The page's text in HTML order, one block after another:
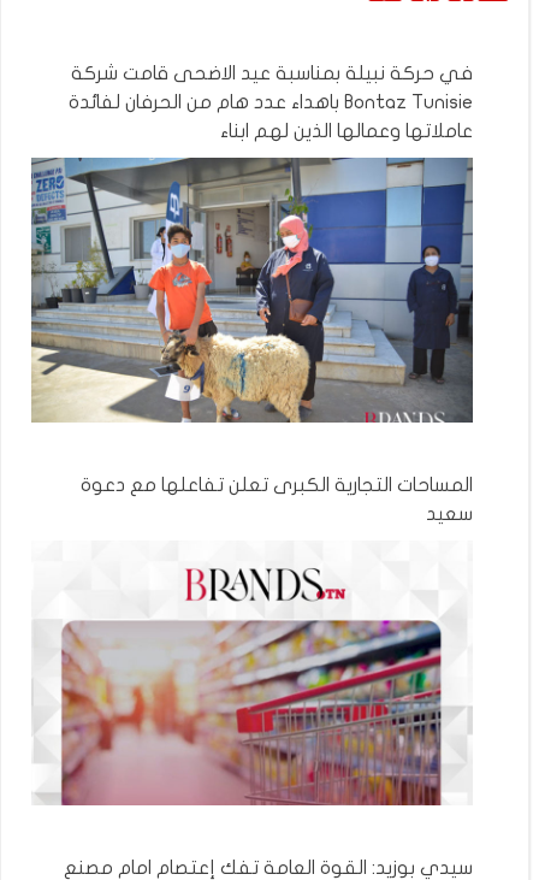
في حركة نبيلة بمناسبة عيد الاضحى قامت شركة
Bontaz Tunisie باهداء عدد هام من الحرفان لفائدة
عاملاتها وعمالها الذين لهم ابناء
المساحات التجارية الكبرى تعلن تفاعلها مع دعوة
سعيد
سيدي بوزيد: القوة العامة تفك إعتصام امام مصنع